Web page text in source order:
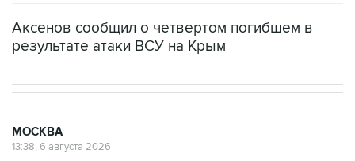
Аксенов сообщил о четвертом погибшем в
результате атаки ВСУ на Крым
МОСКВА
13:38, 6 августа 2026